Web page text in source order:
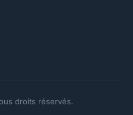
droits réservés.